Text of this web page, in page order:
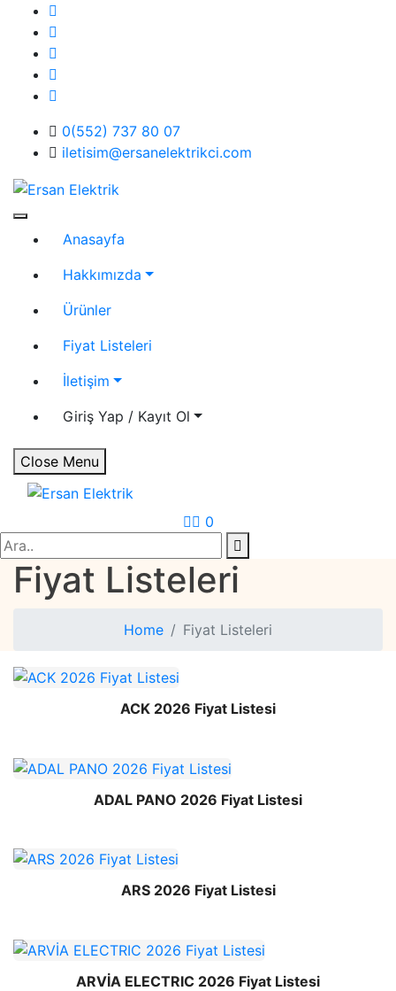
content
0(552) 737 80 07
iletisim@ersanelektrikci.com
Ersan Elektrik
Elektrik | Otomasyon
Anasayfa
Hakkımızda
Ürünler
Fiyat Listeleri
İletişim
Giriş Yap / Kayıt Ol
Close Menu
0
Search
Fiyat Listeleri
Home Fiyat Listeleri
ACK 2026 Fiyat Listesi
ADAL PANO 2026 Fiyat Listesi
ARS 2026 Fiyat Listesi
ARVİA ELECTRIC 2026 Fiyat Listesi